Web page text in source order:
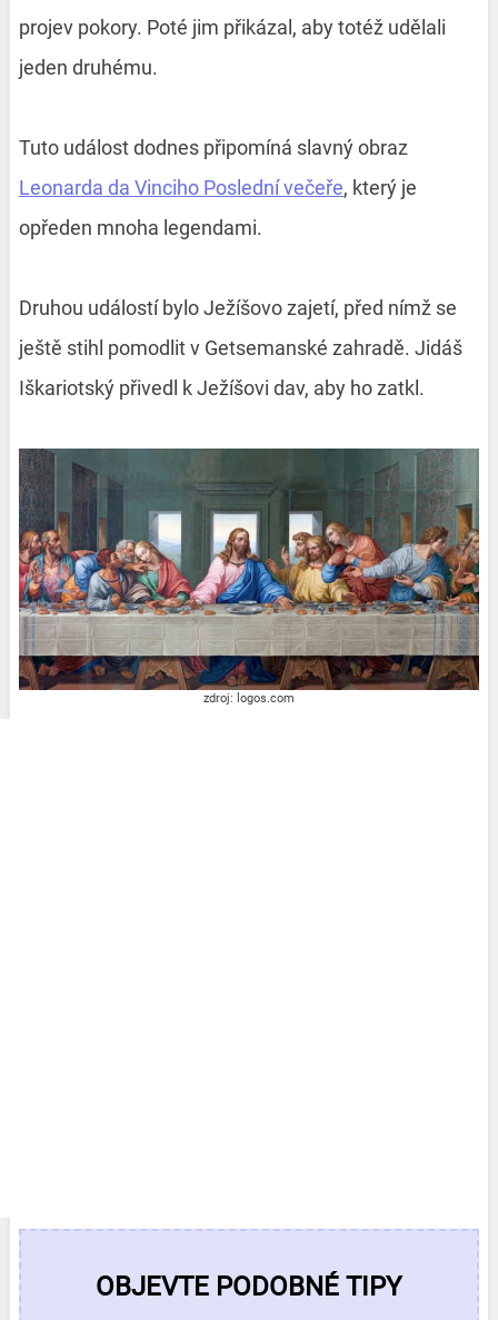
projev pokory. Poté jim přikázal, aby totéž udělali
jeden druhému.
Tuto událost dodnes připomíná slavný obraz
Leonarda da Vinciho Poslední večeře, který je
opředen mnoha legendami.
Druhou událostí bylo Ježíšovo zajetí, před nímž se
ještě stihl pomodlit v Getsemanské zahradě. Jidáš
Iškariotský přivedl k Ježíšovi dav, aby ho zatkl.
zdroj: logos.com
OBJEVTE PODOBNÉ TIPY